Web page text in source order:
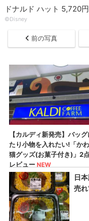
ドナルド ハット 5,720円
©Disney
前の写真